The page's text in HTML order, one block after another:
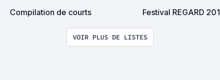
Compilation de courts Festival REGARD
VOIR PLUS DE LISTES